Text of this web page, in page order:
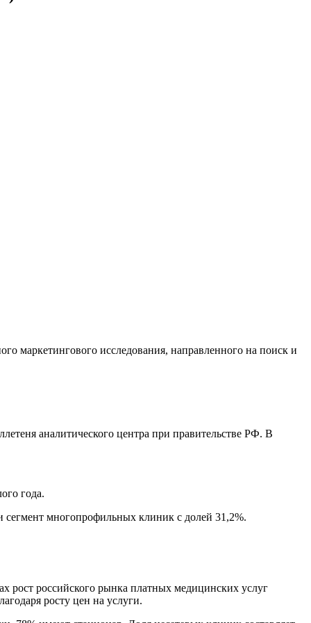
маркетингового исследования, направленного на поиск и
аналитического центра при правительстве РФ. В
года.
многопрофильных клиник с долей 31,2%.
рост российского рынка платных медицинских услуг
росту цен на услуги.